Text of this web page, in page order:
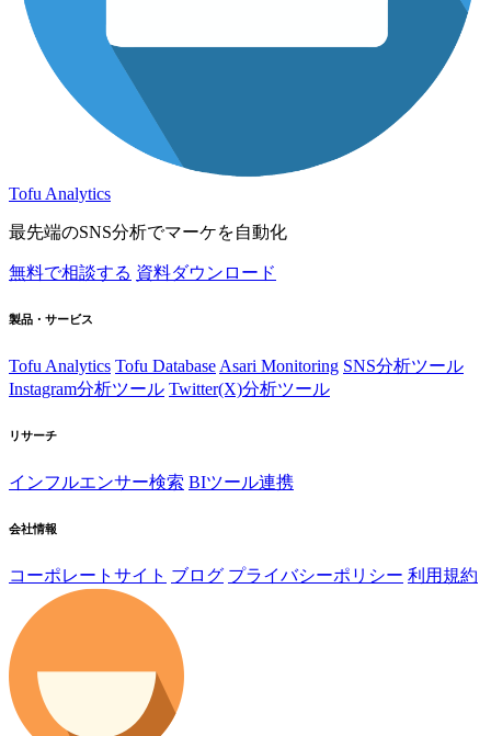
Tofu Analytics
最先端のSNS分析でマーケを自動化
無料で相談する 資料ダウンロード
製品・サービス
Tofu Analytics Tofu Database Asari Monitoring SNS分析ツール
Instagram分析ツール Twitter(X)分析ツール
リサーチ
インフルエンサー検索 BIツール連携
会社情報
コーポレートサイト ブログ プライバシーポリシー 利用規約